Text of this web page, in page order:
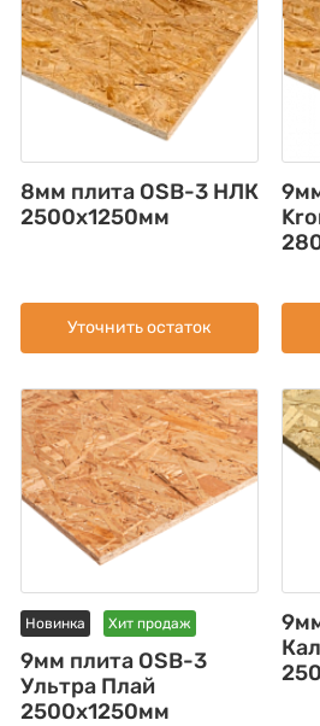
8мм плита OSB-3 НЛК
2500х1250мм
Уточнить остаток
Новинка Хит продаж
9мм плита OSB-3
Ультра Плай
2500x1250мм